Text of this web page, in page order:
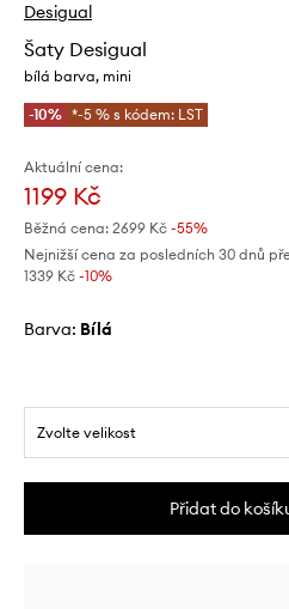
Desigual
Šaty Desigual
bílá barva, mini
-10% *-5 % s kódem: LST
Aktuální cena:
1199 Kč
Běžná cena: 2699 Kč -55%
Nejnižší cena za posledních 30 dnů
1339 Kč -10%
Barva: bílá
Zvolte velikost
Přidat do